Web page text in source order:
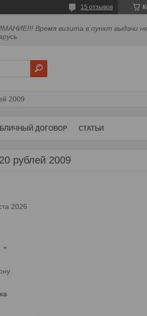
15 отзывов
Время визита в пункт выдачи
2009
ДОГОВОР СТАТЬИ
рублей 2009
2026